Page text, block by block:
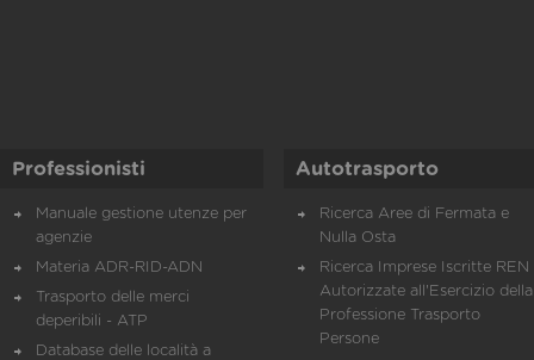
Professionisti
Manuale gestione utenze per
agenzie
Materia ADR-RID-ADN
Trasporto delle merci
deperibili - ATP
Database delle località a
Autotrasporto
Ricerca Aree di Fermata e
Nulla Osta
Ricerca Imprese Iscritte REN
Autorizzate all'Esercizio della
Professione Trasporto
Persone